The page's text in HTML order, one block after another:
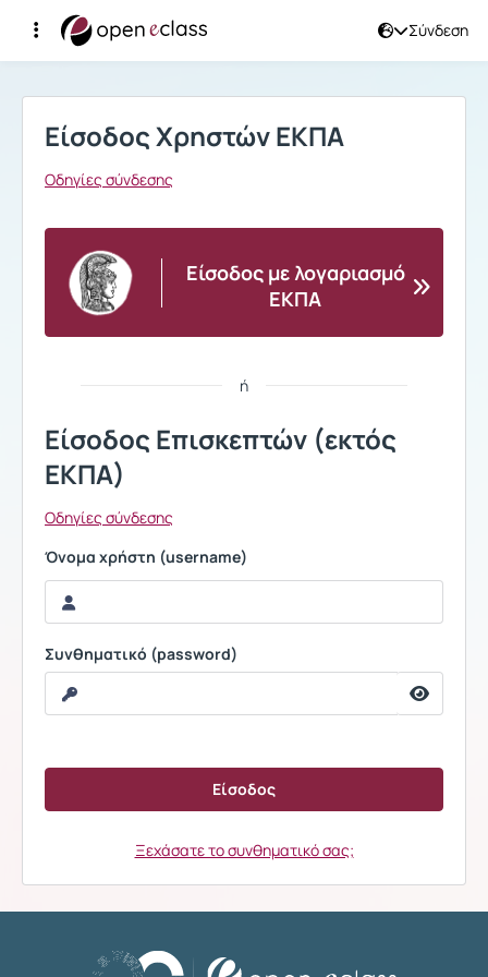
Σύνδεση
Σύνδεση
Είσοδος Χρηστών ΕΚΠΑ
Οδηγίες σύνδεσης
Είσοδος με λογαριασμό
ΕΚΠΑ
ή
Είσοδος Επισκεπτών (εκτός
ΕΚΠΑ)
Οδηγίες σύνδεσης
Όνομα χρήστη (username)
Συνθηματικό (password)
Ξεχάσατε το συνθηματικό σας;